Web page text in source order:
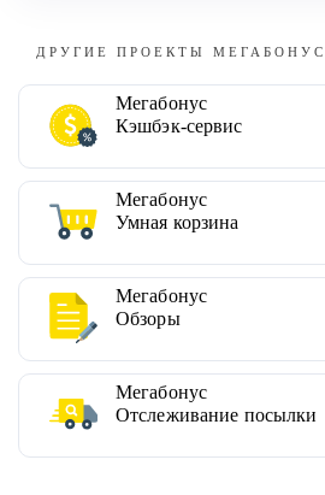
ДРУГИЕ ПРОЕКТЫ МЕГАБОНУС
Мегабонус
Кэшбэк-сервис
Мегабонус
Умная корзина
Мегабонус
Обзоры
Мегабонус
Отслеживание посылки